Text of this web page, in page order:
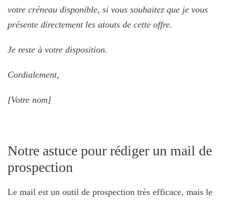
votre créneau disponible, si vous souhaitez que je vous
présente directement les atouts de cette offre.
Je reste à votre disposition.
Cordialement,
[Votre nom]
Notre astuce pour rédiger un mail de
prospection
Le mail est un outil de prospection très efficace, mais le